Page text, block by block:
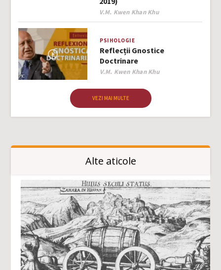
Author
V.M. Kwen Khan Khu
PSIHOLOGIE
Reflecții Gnostice
Doctrinare
Author
V.M. Kwen Khan Khu
VEZI MAI MULTE
Alte aticole